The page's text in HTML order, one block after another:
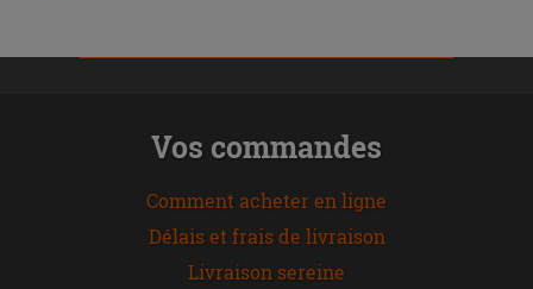
Vos commandes
Comment acheter en ligne
Délais et frais de livraison
Livraison sereine